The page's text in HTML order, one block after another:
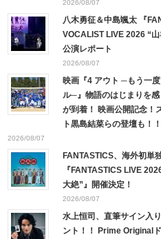
2026/08/07
八木勇征＆中島颯太 『
VOCALIST LIVE 2026 “山
公演レポート
2026/08/07
映画『4 アウト ─もう一
ル─』物語のはじまりを
が到着！ 映画公開記念！
ト黒島結菜らの登壇も！！
2026/08/07
FANTASTICS、海外初単
『FANTASTICS LIVE
大絶”』開催決定！
2026/08/07
水上恒司、直筆サイン入
ント！！ Prime Original